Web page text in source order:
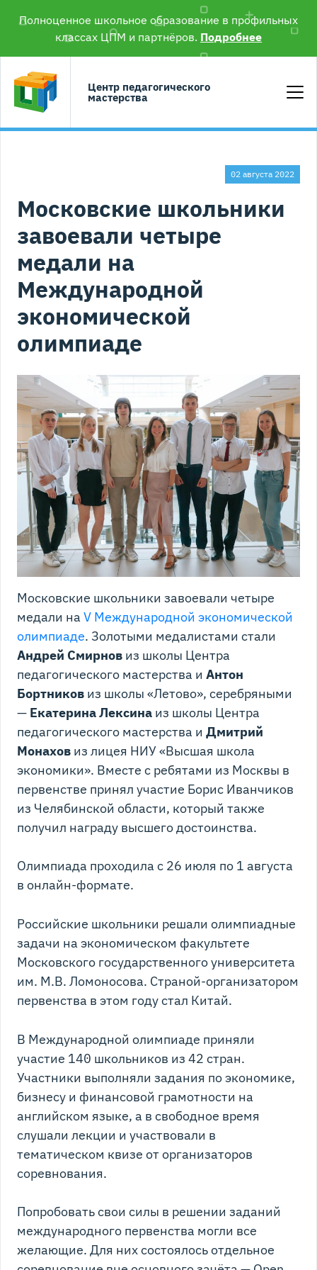
Полноценное школьное образование в профильных
классах ЦПМ и партнёров. Подробнее
Центр педагогического
мастерства
02 августа 2022
Московские школьники
завоевали четыре
медали на
Международной
экономической
олимпиаде
Московские школьники завоевали четыре
медали на V Международной экономической
олимпиаде. Золотыми медалистами стали
Андрей Смирнов из школы Центра
педагогического мастерства и Антон
Бортников из школы «Летово», серебряными
— Екатерина Лексина из школы Центра
педагогического мастерства и Дмитрий
Монахов из лицея НИУ «Высшая школа
экономики». Вместе с ребятами из Москвы в
первенстве принял участие Борис Иванчиков
из Челябинской области, который также
получил награду высшего достоинства.
Олимпиада проходила с 26 июля по 1 августа
в онлайн-формате.
Российские школьники решали олимпиадные
задачи на экономическом факультете
Московского государственного университета
им. М.В. Ломоносова. Страной-организатором
первенства в этом году стал Китай.
В Международной олимпиаде приняли
участие 140 школьников из 42 стран.
Участники выполняли задания по экономике,
бизнесу и финансовой грамотности на
английском языке, а в свободное время
слушали лекции и участвовали в
тематическом квизе от организаторов
соревнования.
Попробовать свои силы в решении заданий
международного первенства могли все
желающие. Для них состоялось отдельное